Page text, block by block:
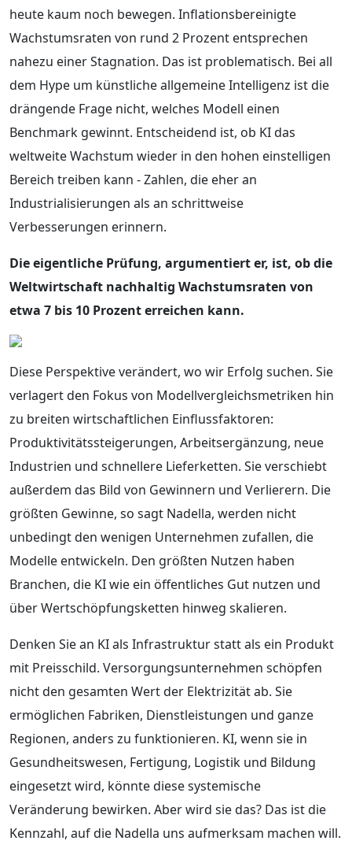
heute kaum noch bewegen. Inflationsbereinigte
Wachstumsraten von rund 2 Prozent entsprechen
nahezu einer Stagnation. Das ist problematisch. Bei all
dem Hype um künstliche allgemeine Intelligenz ist die
drängende Frage nicht, welches Modell einen
Benchmark gewinnt. Entscheidend ist, ob KI das
weltweite Wachstum wieder in den hohen einstelligen
Bereich treiben kann - Zahlen, die eher an
Industrialisierungen als an schrittweise
Verbesserungen erinnern.
Die eigentliche Prüfung, argumentiert er, ist, ob die
Weltwirtschaft nachhaltig Wachstumsraten von
etwa 7 bis 10 Prozent erreichen kann.
Diese Perspektive verändert, wo wir Erfolg suchen. Sie
verlagert den Fokus von Modellvergleichsmetriken hin
zu breiten wirtschaftlichen Einflussfaktoren:
Produktivitätssteigerungen, Arbeitsergänzung, neue
Industrien und schnellere Lieferketten. Sie verschiebt
außerdem das Bild von Gewinnern und Verlierern. Die
größten Gewinne, so sagt Nadella, werden nicht
unbedingt den wenigen Unternehmen zufallen, die
Modelle entwickeln. Den größten Nutzen haben
Branchen, die KI wie ein öffentliches Gut nutzen und
über Wertschöpfungsketten hinweg skalieren.
Denken Sie an KI als Infrastruktur statt als ein Produkt
mit Preisschild. Versorgungsunternehmen schöpfen
nicht den gesamten Wert der Elektrizität ab. Sie
ermöglichen Fabriken, Dienstleistungen und ganze
Regionen, anders zu funktionieren. KI, wenn sie in
Gesundheitswesen, Fertigung, Logistik und Bildung
eingesetzt wird, könnte diese systemische
Veränderung bewirken. Aber wird sie das? Das ist die
Kennzahl, auf die Nadella uns aufmerksam machen will.